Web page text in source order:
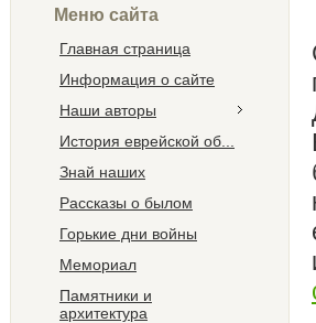
Меню сайта
Главная страница
Информация о сайте
Наши авторы
История еврейской об...
Знай наших
Рассказы о былом
Горькие дни войны
Мемориал
Памятники и
архитектура